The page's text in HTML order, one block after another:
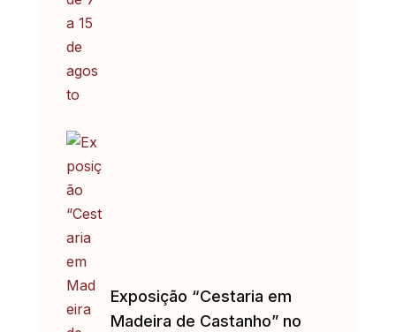
Exposição “Cestaria em
Madeira de Castanho” no